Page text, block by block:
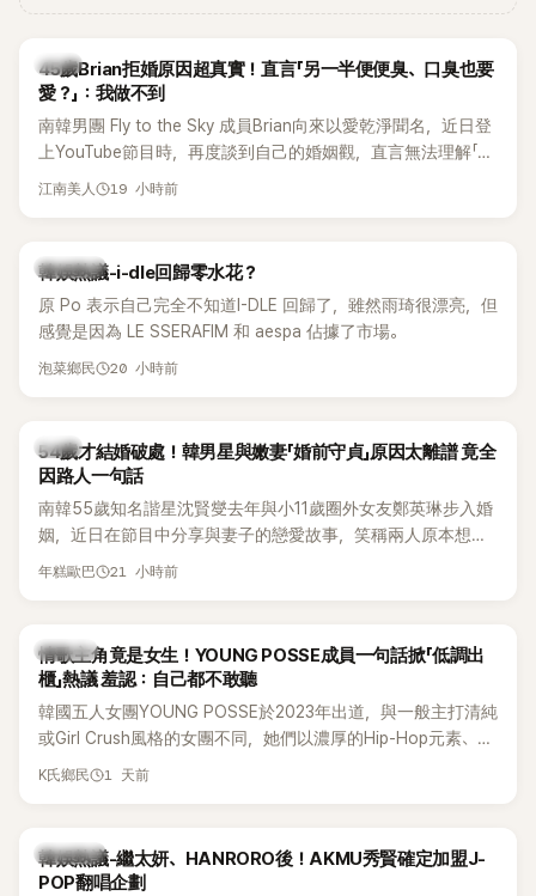
韓星
45歲Brian拒婚原因超真實！直言「另一半便便臭、口臭也要
愛？」：我做不到
南韓男團 Fly to the Sky 成員Brian向來以愛乾淨聞名，近日登
上YouTube節目時，再度談到自己的婚姻觀，直言無法理解「連
另一半的口臭、便便臭都要愛」這種說法，更大方表明自己是不
江南美人 19 小時前
熱議討論
韓娛熱議-i-dle回歸零水花？
原 Po 表示自己完全不知道I-DLE 回歸了，雖然雨琦很漂亮，但
感覺是因為 LE SSERAFIM 和 aespa 佔據了市場。
泡菜鄉民 20 小時前
韓星
54歲才結婚破處！韓男星與嫩妻「婚前守貞」原因太離譜 竟全
因路人一句話
南韓55歲知名諧星沈賢燮去年與小11歲圈外女友鄭英琳步入婚
姻，近日在節目中分享與妻子的戀愛故事，笑稱兩人原本想享
受兩人世界，沒想到站在飯店門口時竟被路人認出，還一路替
年糕歐巴 21 小時前
K-POP
情歌主角竟是女生！YOUNG POSSE成員一句話掀「低調出
櫃」熱議 羞認：自己都不敢聽
韓國五人女團YOUNG POSSE於2023年出道，與一般主打清純
或Girl Crush風格的女團不同，她們以濃厚的Hip-Hop元素、自
創Rap及成員親自參與創作為特色，MV也融入美式街頭、塗
為第五代女團中極具辨識度的新生代代表之一。
K氏鄉民 1 天前
熱議討論
韓娛熱議-繼太妍、HANRORO後！AKMU秀賢確定加盟J-
POP翻唱企劃